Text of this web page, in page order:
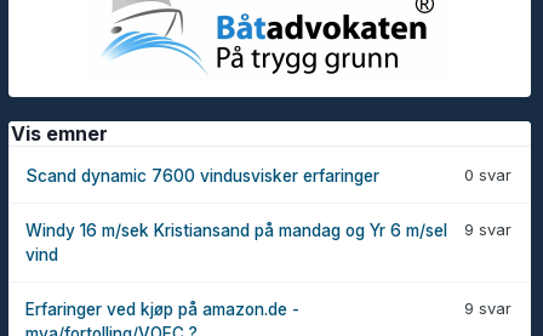
Vis emner
0 svar
Scand dynamic 7600 vindusvisker erfaringer
9 svar
Windy 16 m/sek Kristiansand på mandag og Yr 6 m/sel
vind
9 svar
Erfaringer ved kjøp på amazon.de -